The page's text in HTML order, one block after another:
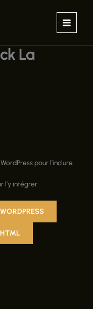
La
pour l’inclure
l’y intégrer